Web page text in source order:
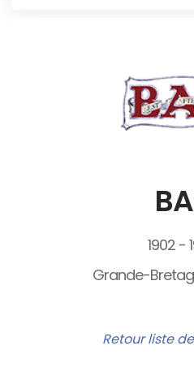
1902 -
Grande-
Retour liste